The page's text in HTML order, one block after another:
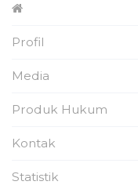
Profil
Media
Produk Hukum
Kontak
Statistik
Nomor : 27 | Tahun 2024